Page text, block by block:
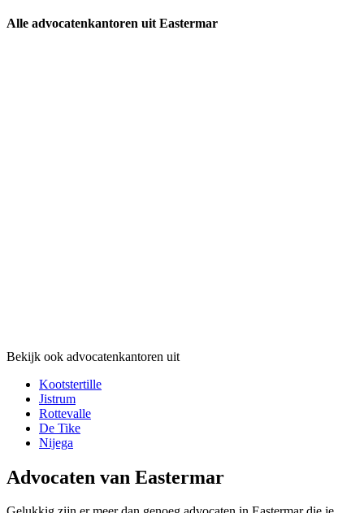
Alle advocatenkantoren uit Eastermar
Bekijk ook advocatenkantoren uit
Kootstertille
Jistrum
Rottevalle
De Tike
Nijega
Advocaten van Eastermar